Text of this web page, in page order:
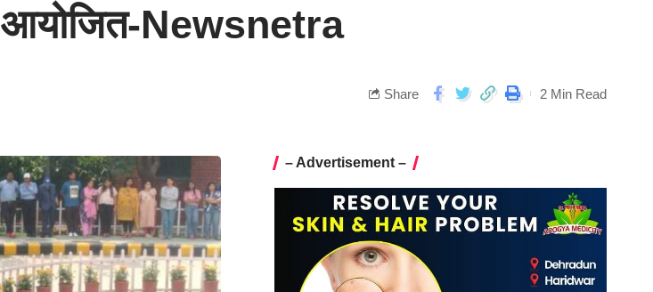
आयोजित-Newsnetra
Share 2 Min Read
– Advertisement –